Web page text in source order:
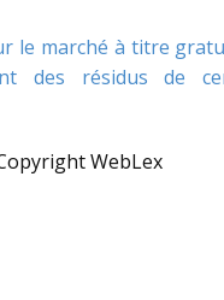
le marché à titre
des résidus de
WebLex